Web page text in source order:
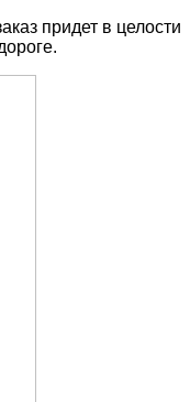
придет в целости